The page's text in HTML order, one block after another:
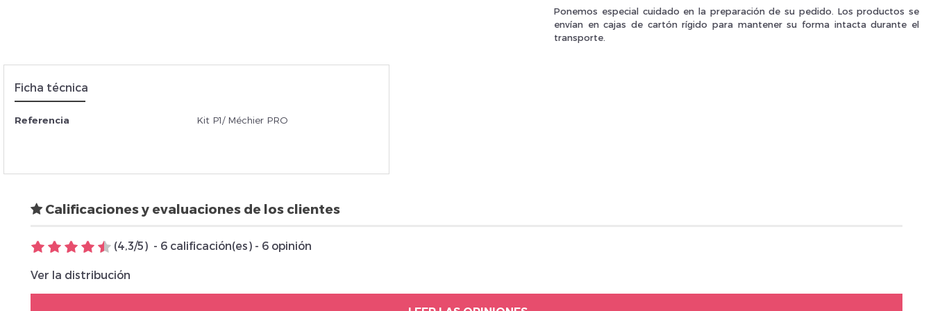
Je suis un
Ponemos especial cuidado en la preparación de su pedido. Los productos se
envían en cajas de cartón rígido para mantener su forma intacta durante el
transporte.
Ficha técnica
Referencia Kit P1/ Méchier PRO
Calificaciones y evaluaciones de los clientes
(4,3/5) - 6 calificación(es) - 6 opinión
Ver la distribución